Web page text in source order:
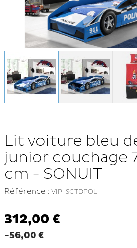
Lit voiture bleu
junior couchage
cm - SONUIT
Référence : VIP-SCTDPOL
312,00 €
-56,00 €